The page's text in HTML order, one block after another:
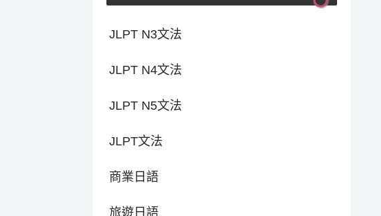
JLPT N3文法
JLPT N4文法
JLPT N5文法
JLPT文法
商業日語
旅遊日語